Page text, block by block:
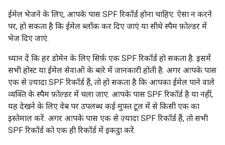
ईमेल भेजने के लिए, आपके पास SPF रिकॉर्ड होना चाहिए. ऐसा न करने
पर, हो सकता है कि ईमेल ब्लॉक कर दिए जाएं या सीधे स्पैम फ़ोल्डर में
भेज दिए जाएं.
ध्यान दें कि हर डोमेन के लिए सिर्फ़ एक SPF रिकॉर्ड हो सकता है. इसमें
सभी होस्ट या ईमेल सेवाओं के बारे में जानकारी होती है. अगर आपके पास
एक से ज़्यादा SPF रिकॉर्ड हैं, तो हो सकता है कि आपका ईमेल पाने वाले
व्यक्ति के स्पैम फ़ोल्डर में चला जाए. आपके पास SPF रिकॉर्ड है या नहीं,
यह देखने के लिए वेब पर उपलब्ध कई मुफ़्त टूल में से किसी एक का
इस्तेमाल करें. अगर आपके पास एक से ज़्यादा SPF रिकॉर्ड हैं, तो सभी
SPF रिकॉर्ड को एक ही रिकॉर्ड में इकट्ठा करें.